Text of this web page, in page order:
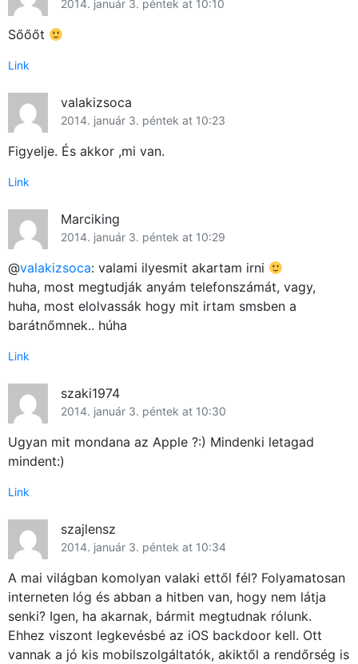
2014. január 3. péntek at 10:10
Sőőőt
Link
valakizsoca
2014. január 3. péntek at 10:23
Figyelje. És akkor ,mi van.
Link
Marciking
2014. január 3. péntek at 10:29
@valakizsoca: valami ilyesmit akartam irni
huha, most megtudják anyám telefonszámát, vagy,
huha, most elolvassák hogy mit irtam smsben a
barátnőmnek.. húha
Link
szaki1974
2014. január 3. péntek at 10:30
Ugyan mit mondana az Apple ?:) Mindenki letagad
mindent:)
Link
szajlensz
2014. január 3. péntek at 10:34
A mai világban komolyan valaki ettől fél? Folyamatosan
interneten lóg és abban a hitben van, hogy nem látja
senki? Igen, ha akarnak, bármit megtudnak rólunk.
Ehhez viszont legkevésbé az iOS backdoor kell. Ott
vannak a jó kis mobilszolgáltatók, akiktől a rendőrség is
Főoldal
Használt Apple
Apple szerviz